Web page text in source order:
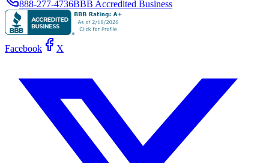
888-277-4736BBB Accredited Business
Facebook X